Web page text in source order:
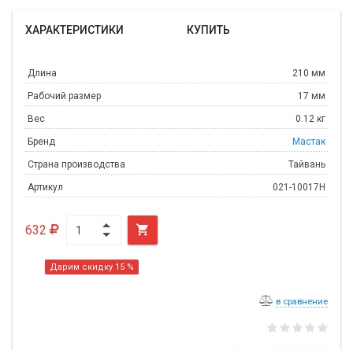
ХАРАКТЕРИСТИКИ КУПИТЬ
Длина 210 мм
Рабочий размер 17 мм
Вес 0.12 кг
Бренд Мастак
Страна производства Тайвань
Артикул 021-10017H
632 
Дарим скидку 15 %
в сравнение